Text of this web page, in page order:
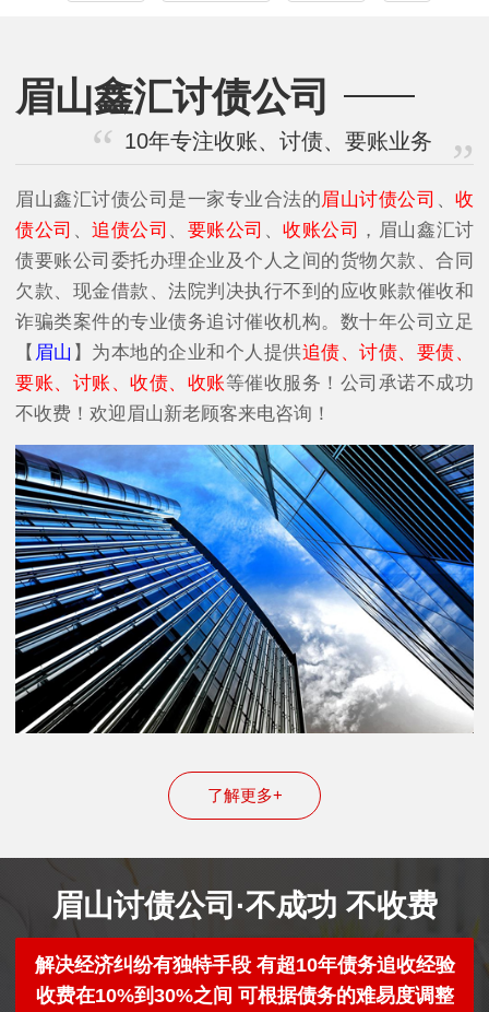
眉山鑫汇讨债公司
10年专注收账、讨债、要账业务
眉山鑫汇讨债公司是一家专业合法的眉山讨债公司 、收
债公司
、追债公司 要账公司 、收账公司 ，眉山鑫汇讨
债要账公司委托办理企业及个人之间的货物欠款、合同
欠款、现金借款、法院判决执行不到的应收账款催收和
诈骗类案件的专业债务追讨催收机构。数十年公司立足
【 眉山 】为本地的企业和个人提供追债、讨债、要债、
要账、讨账、收债、收账等催收服务！公司承诺不成功
不收费！欢迎眉山新老顾客来电咨询！
了解更多+
眉山讨债公司·不成功 不收费
解决经济纠纷有独特手段 有超10年债务追收经验
收费在10%到30%之间 可根据债务的难易度调整